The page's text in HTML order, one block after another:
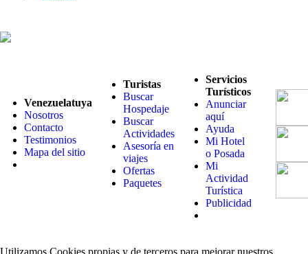
Venezuelatuya
Nosotros
Contacto
Testimonios
Mapa del sitio
Turistas
Buscar
Hospedaje
Buscar
Actividades
Asesoría en
viajes
Ofertas
Paquetes
Servicios
Turísticos
Anunciar
aquí
Ayuda
Mi Hotel
o Posada
Mi
Actividad
Turística
Publicidad
Utilizamos Cookies propias y de terceros para mejorar nuestros